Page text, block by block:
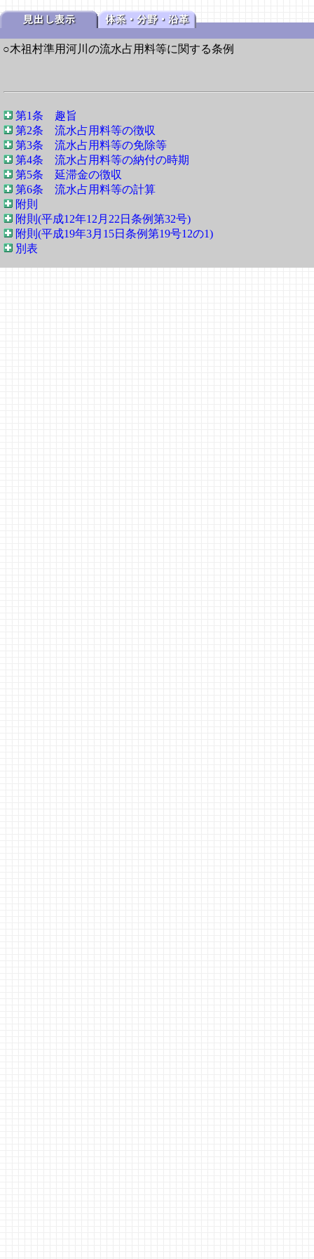
○木祖村準用河川の流水占用料等に関する条例
第1条 趣旨
第2条 流水占用料等の徴収
第3条 流水占用料等の免除等
第4条 流水占用料等の納付の時期
第5条 延滞金の徴収
第6条 流水占用料等の計算
附則
附則(平成12年12月22日条例第32号)
附則(平成19年3月15日条例第19号12の1)
別表